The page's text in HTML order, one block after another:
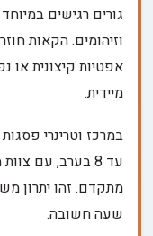
גורים רגישים
וזיהומים. הקאות
אפטיות קיצונית או
מיידית.
במרכז וטרינרי
עד 8 בערב, עם
מתקדם. זהו יתרון
שעה חשובה.